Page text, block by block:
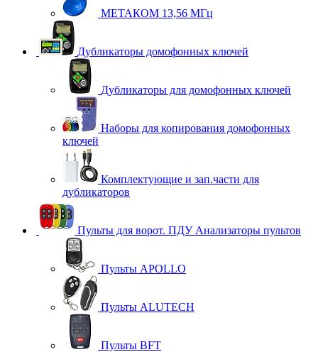
МЕТАКОМ 13,56 МГц
Дубликаторы домофонных ключей
Дубликаторы для домофонных ключей
Наборы для копирования домофонных
ключей
Комплектующие и зап.части для
дубликаторов
Пульты для ворот. ПДУ Анализаторы пультов
Пульты APOLLO
Пульты ALUTECH
Пульты BFT